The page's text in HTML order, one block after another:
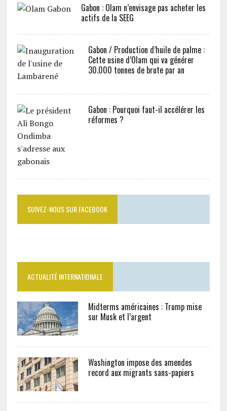
Gabon : Olam n’envisage pas acheter les
actifs de la SEEG
Gabon / Production d’huile de palme :
Cette usine d’Olam qui va générer
30.000 tonnes de brute par an
Gabon : Pourquoi faut-il accélérer les
réformes ?
SUIVEZ-NOUS SUR FACEBOOK
ACTUALITÉ INTERNATIONALE
Midterms américaines : Trump mise
sur Musk et l’argent
Washington impose des amendes
record aux migrants sans-papiers